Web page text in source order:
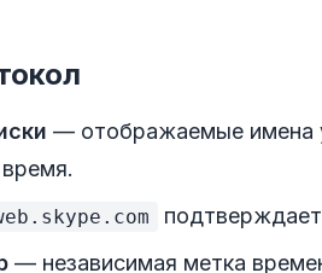
— отображаемые имена
— независимая метка